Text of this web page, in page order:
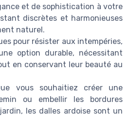
et de sophistication à votre
discrètes et harmonieuses
naturel.
pour résister aux intempéries,
option durable, nécessitant
en conservant leur beauté au
vous souhaitiez créer une
ou embellir les bordures
les dalles ardoise sont un